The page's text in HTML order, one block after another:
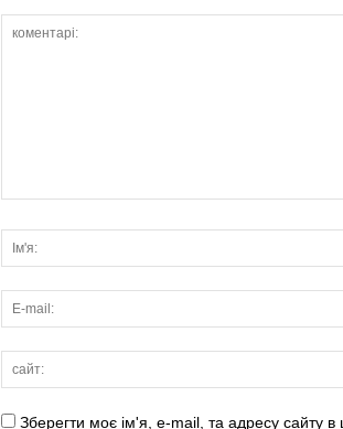
Зберегти моє ім'я, e-mail, та адресу сайту